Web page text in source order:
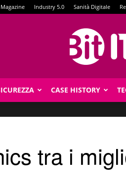
Industry 5.0 Sanità Digitale
CASE HISTORY
tra i